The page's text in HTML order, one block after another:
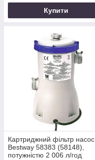
Купити
Картриджний фільтр насос
Bestway 58383 (58148),
потужністю 2 006 л/год